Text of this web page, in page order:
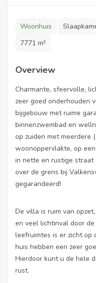
Woonhuis
7771 m²
Overview
Charmante, sfeervolle,
zeer goed onderhouden
bijgebouw met ruime
binnenzwembad en
op zuiden met meerdere
woonoppervlakte, op
in nette en rustige straat
over de grens bij
gegarandeerd!
De villa is ruim van
en veel lichtinval door
leefruimtes is er zicht op
huis hebben een zeer
Hierdoor kunt u de hele
rust.